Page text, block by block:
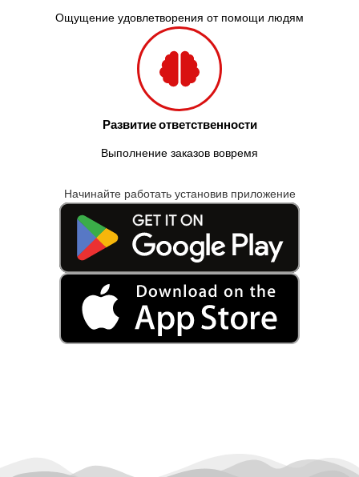
Ощущение удовлетворения от помощи людям
Развитие ответственности
Выполнение заказов вовремя
Начинайте работать установив приложение